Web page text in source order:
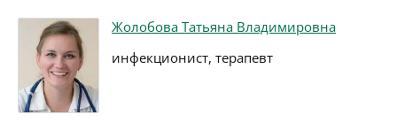
Жолобова Татьяна Владимировна
инфекционист, терапевт